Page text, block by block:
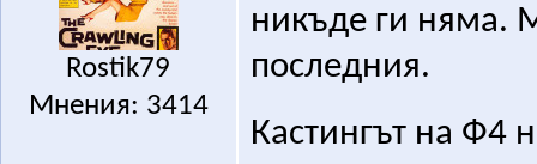
Rostik79
Мнения: 3414
никъде ги няма.
последния.
Кастингът на Ф4